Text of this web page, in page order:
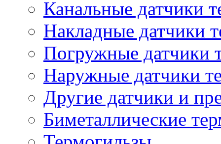
Канальные датчики
Накладные датчики
Погружные датчики
Наружные датчики
Другие датчики и
Биметаллические